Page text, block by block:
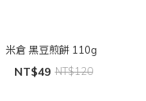
米倉 黑豆煎餅 110g
NT$49 NT$120